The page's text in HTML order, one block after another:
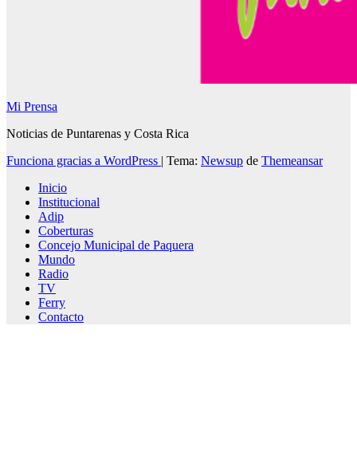
Mi Prensa
Noticias de Puntarenas y Costa Rica
Funciona gracias a WordPress | Tema: Newsup de Themeansar
Inicio
Institucional
Adip
Coberturas
Concejo Municipal de Paquera
Mundo
Radio
TV
Ferry
Contacto